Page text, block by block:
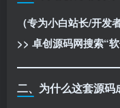
（专为小白站长/开发
>> 卓创源码网搜索“
二、为什么这套源码